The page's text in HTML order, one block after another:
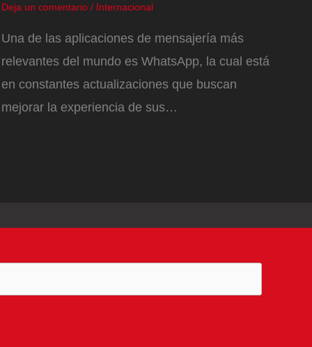
Deja un comentario / Internacional
Una de las aplicaciones de mensajería más
relevantes del mundo es WhatsApp, la cual está
en constantes actualizaciones que buscan
mejorar la experiencia de sus…